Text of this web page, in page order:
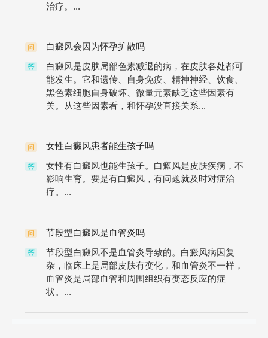
治疗。...
问 白癜风会因为怀孕扩散吗
答
白癜风是皮肤局部色素减退的病，在皮肤各处都可
能发生。它和遗传、自身免疫、精神神经、饮食、
黑色素细胞自身破坏、微量元素缺乏这些因素有
关。从这些因素看，和怀孕没直接关系...
问 女性白癜风患者能生孩子吗
答
女性有白癜风也能生孩子。白癜风是皮肤疾病，不
影响生育。要是有白癜风，有问题就及时对症治
疗。...
问 节段型白癜风是血管炎吗
答
节段型白癜风不是血管炎导致的。白癜风病因复
杂，临床上是局部皮肤有变化，和血管炎不一样，
血管炎是局部血管和周围组织有变态反应的症
状。...